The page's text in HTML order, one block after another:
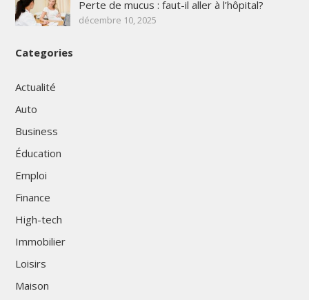
Perte de mucus : faut-il aller à l’hôpital?
décembre 10, 2025
Categories
Actualité
Auto
Business
Éducation
Emploi
Finance
High-tech
Immobilier
Loisirs
Maison